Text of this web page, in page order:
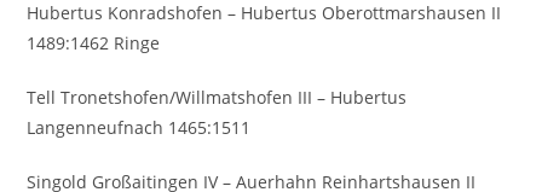
Hubertus Konradshofen – Hubertus Oberottmarshausen II
1489:1462 Ringe
Tell Tronetshofen/Willmatshofen III – Hubertus
Langenneufnach 1465:1511
Singold Großaitingen IV – Auerhahn Reinhartshausen II